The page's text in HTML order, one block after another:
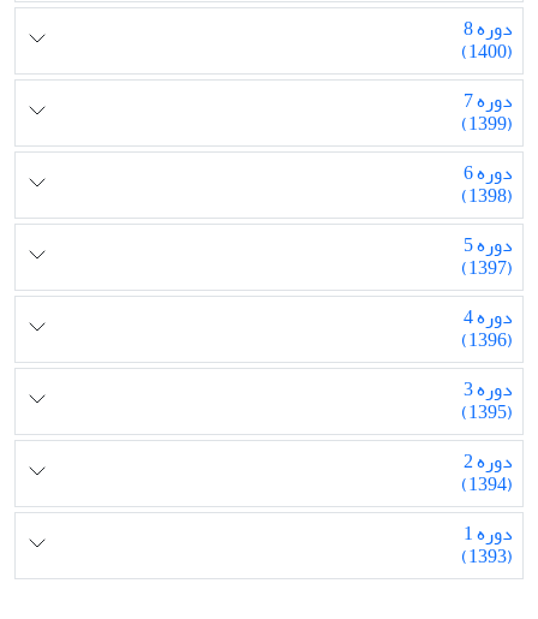
دوره 8
(1400)
دوره 7
(1399)
دوره 6
(1398)
دوره 5
(1397)
دوره 4
(1396)
دوره 3
(1395)
دوره 2
(1394)
دوره 1
(1393)